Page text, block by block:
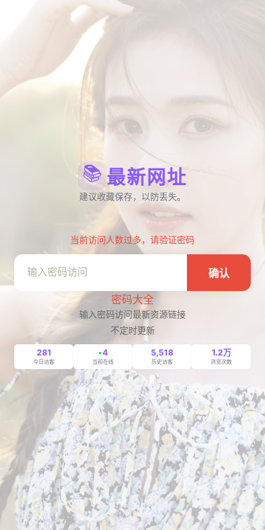
📚 最新网址
建议收藏保存，以防丢失。
当前访问人数过多，请验证密码
确认
密码大全
输入密码访问最新资源链接
不定时更新
281
今日访客
4
当前在线
5,518
历史访客
1.2万
浏览次数